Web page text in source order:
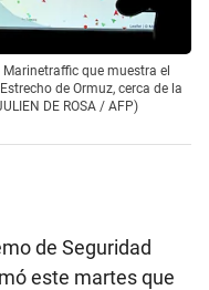
que muestra el
de Ormuz, cerca de la
DE ROSA / AFP)
de Seguridad
este martes que